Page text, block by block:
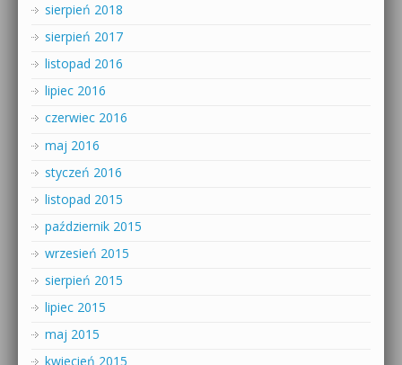
sierpień 2018
sierpień 2017
listopad 2016
lipiec 2016
czerwiec 2016
maj 2016
styczeń 2016
listopad 2015
październik 2015
wrzesień 2015
sierpień 2015
lipiec 2015
maj 2015
kwiecień 2015